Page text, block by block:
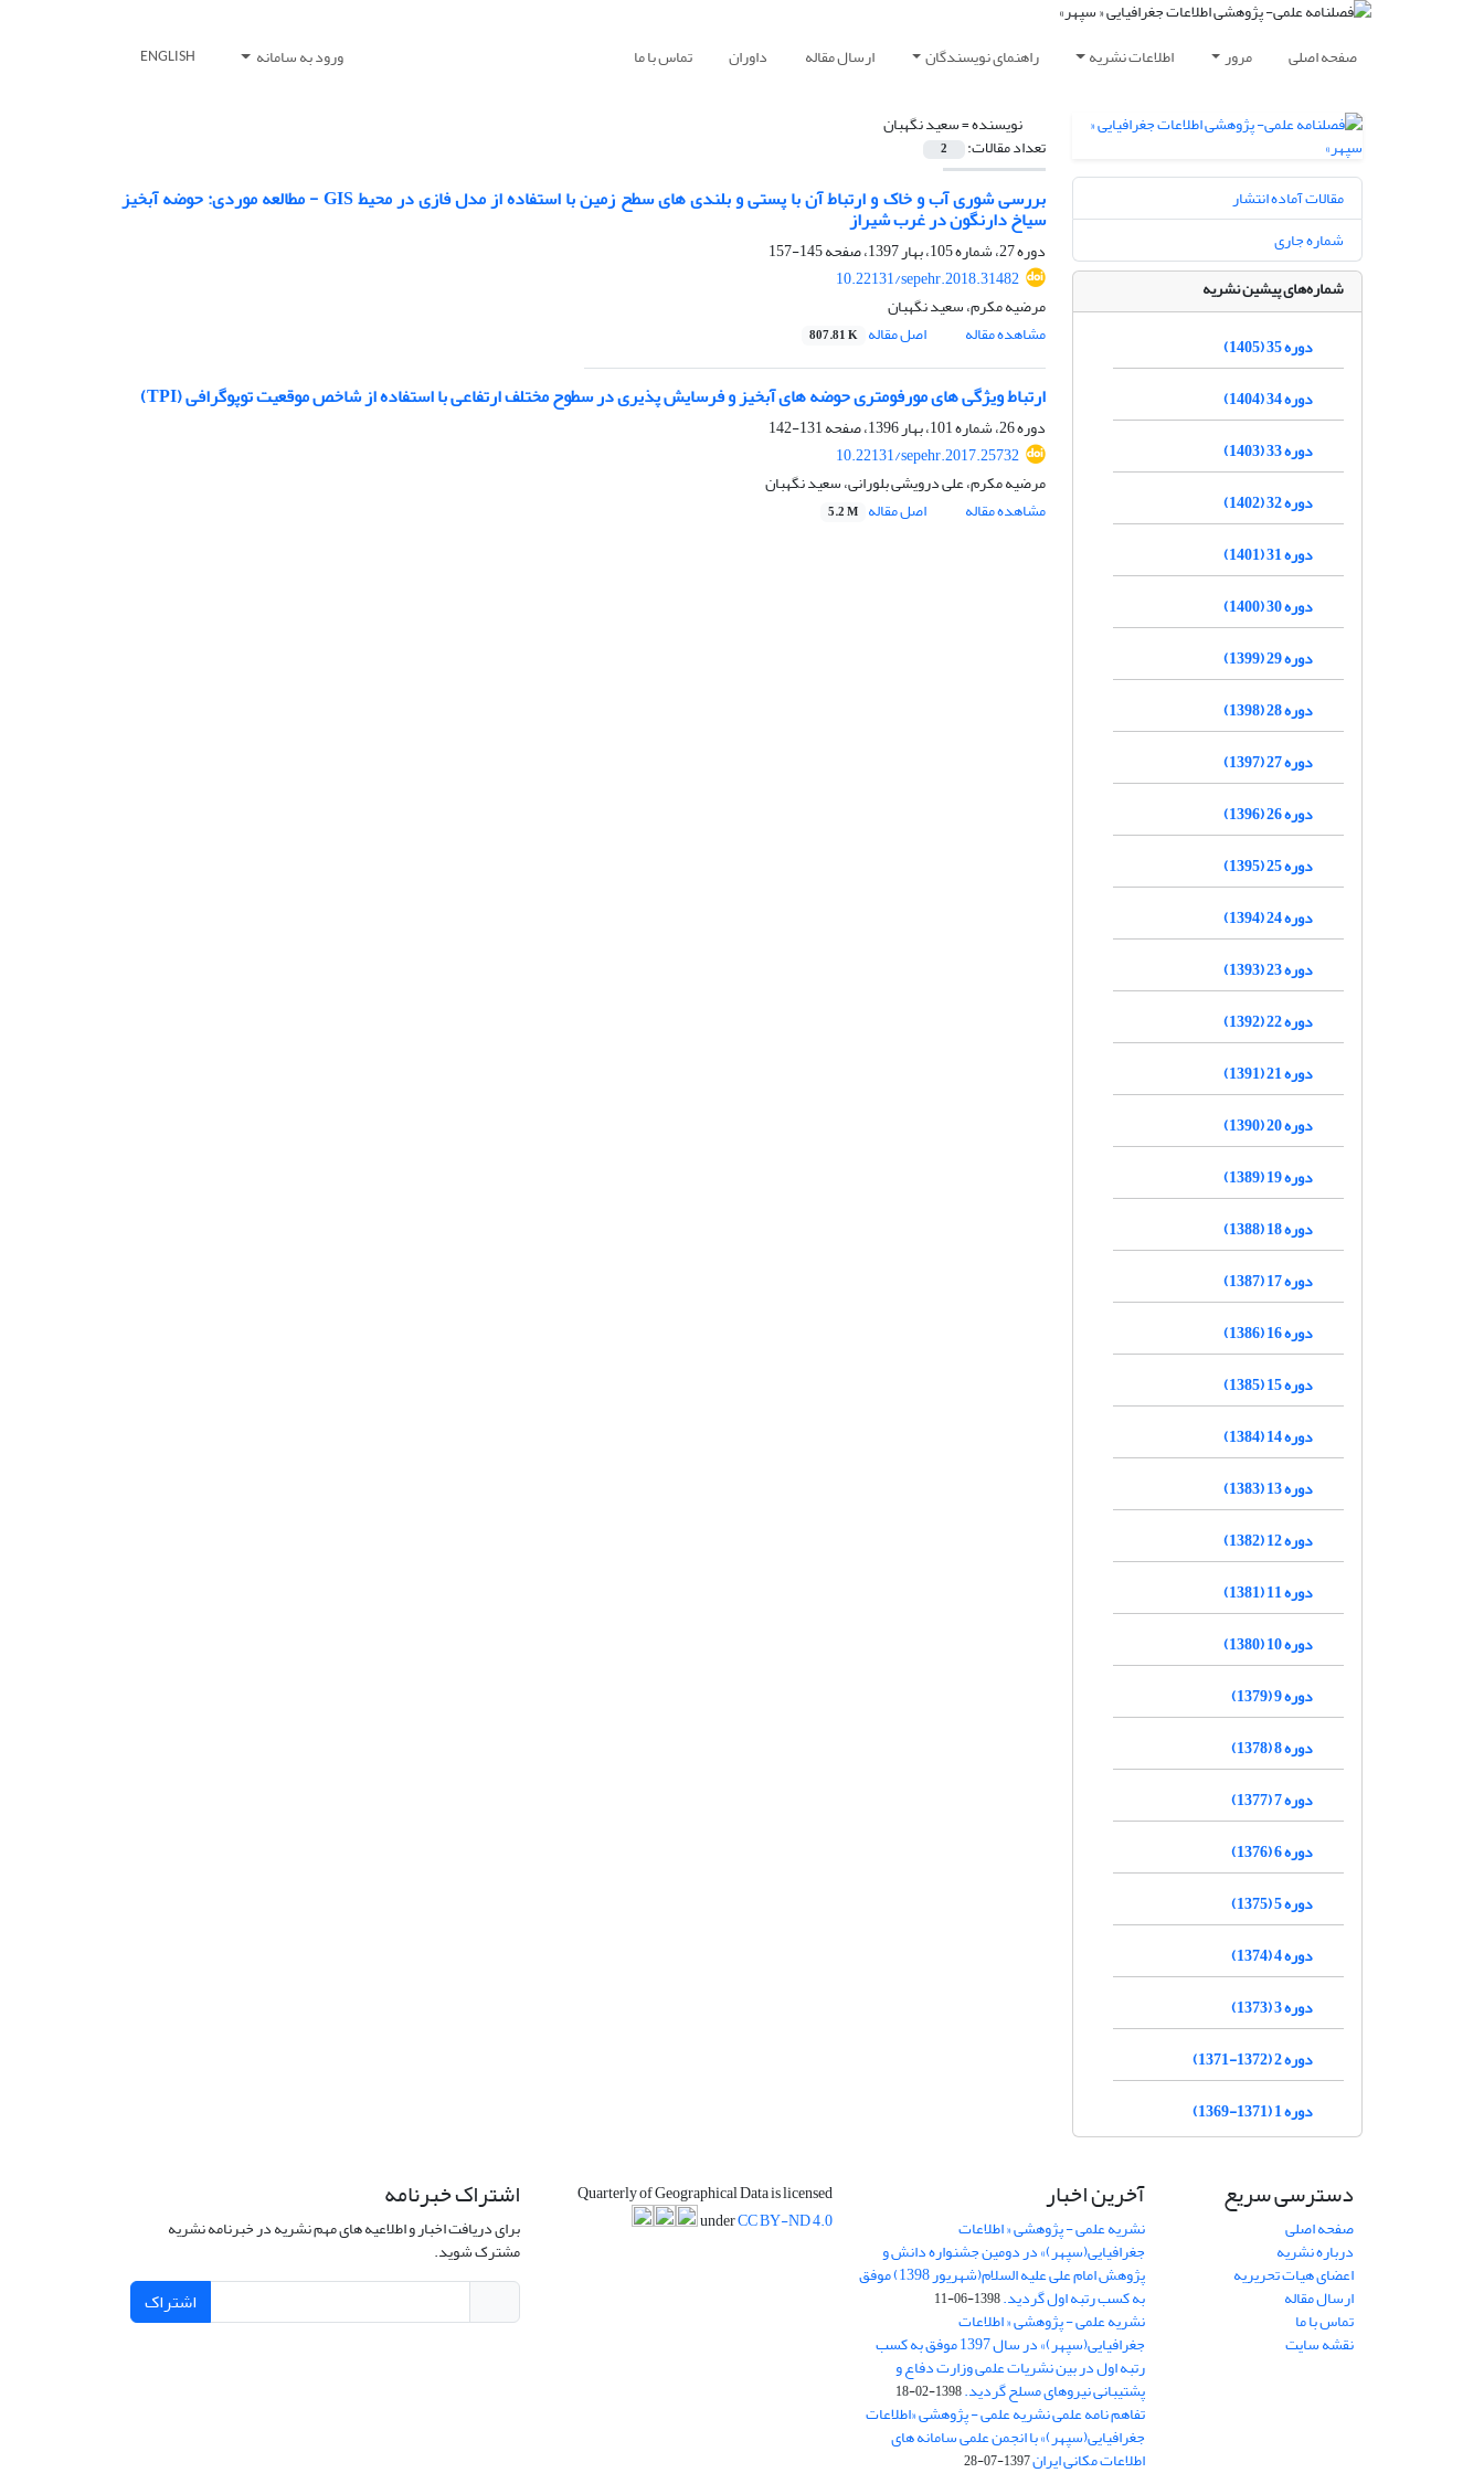
صفحه اصلی مرور اطلاعات نشریه راهنمای نویسندگان ارسال مقاله داوران تماس با ما ورود به سامانه ENGLISH
نویسنده =سعید نگهبان
تعداد مقالات: 2
بررسی شوری آب و خاک و ارتباط آن با پستی و بلندی های سطح زمین با استفاده از مدل فازی در محیط GIS - مطالعه موردی: حوضه آبخیز
سیاخ دارنگون در غرب شیراز
دوره 27، شماره 105، بهار 1397، صفحه
145-157
10.22131/sepehr.2018.31482
مرضیه مکرم، سعید نگهبان
مشاهده مقاله
اصل مقاله 807.81 K
ارتباط ویژگی های مورفومتری حوضه های آبخیز و فرسایش پذیری در سطوح مختلف ارتفاعی با استفاده از شاخص موقعیت توپوگرافی (TPI)
دوره 26، شماره 101، بهار 1396، صفحه
131-142
10.22131/sepehr.2017.25732
مرضیه مکرم، علی درویشی بلورانی، سعید نگهبان
مشاهده مقاله
اصل مقاله 5.2 M
مقالات آماده انتشار
شماره جاری
شماره‌های پیشین نشریه
دوره 35 (1405)
دوره 34 (1404)
دوره 33 (1403)
دوره 32 (1402)
دوره 31 (1401)
دوره 30 (1400)
دوره 29 (1399)
دوره 28 (1398)
دوره 27 (1397)
دوره 26 (1396)
دوره 25 (1395)
دوره 24 (1394)
دوره 23 (1393)
دوره 22 (1392)
دوره 21 (1391)
دوره 20 (1390)
دوره 19 (1389)
دوره 18 (1388)
دوره 17 (1387)
دوره 16 (1386)
دوره 15 (1385)
دوره 14 (1384)
دوره 13 (1383)
دوره 12 (1382)
دوره 11 (1381)
دوره 10 (1380)
دوره 9 (1379)
دوره 8 (1378)
دوره 7 (1377)
دوره 6 (1376)
دوره 5 (1375)
دوره 4 (1374)
دوره 3 (1373)
دوره 2 (1372-1371)
دوره 1 (1371-1369)
دسترسی سریع
صفحه اصلی
درباره نشریه
اعضای هیات تحریریه
ارسال مقاله
تماس با ما
نقشه سایت
آخرین اخبار
نشریه علمی - پژوهشی « اطلاعات
جغرافیایی(سپهر)» در دومین جشنواره دانش و
پژوهش امام علی علیه السلام(شهریور 1398) موفق
به کسب رتبه اول گردید.1398-06-11
نشریه علمی - پژوهشی « اطلاعات
جغرافیایی(سپهر)» در سال 1397 موفق به کسب
رتبه اول در بین نشریات علمی وزارت دفاع و
پشتیبانی نیروهای مسلح گردید.1398-02-18
تفاهم نامه علمی نشریه علمی - پژوهشی «اطلاعات
جغرافیایی(سپهر)» با انجمن علمی سامانه های
اطلاعات مکانی ایران1397-07-28
Quarterly of Geographical Data is licensed
underCC BY-ND 4.0
اشتراک خبرنامه
برای دریافت اخبار و اطلاعیه های مهم نشریه در خبرنامه نشریه
مشترک شوید.
اشتراک